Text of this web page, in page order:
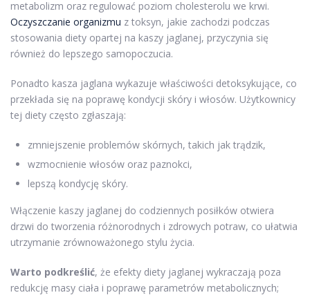
metabolizm oraz regulować poziom cholesterolu we krwi.
Oczyszczanie organizmu z toksyn, jakie zachodzi podczas
stosowania diety opartej na kaszy jaglanej, przyczynia się
również do lepszego samopoczucia.
Ponadto kasza jaglana wykazuje właściwości detoksykujące, co
przekłada się na poprawę kondycji skóry i włosów. Użytkownicy
tej diety często zgłaszają:
zmniejszenie problemów skórnych, takich jak trądzik,
wzmocnienie włosów oraz paznokci,
lepszą kondycję skóry.
Włączenie kaszy jaglanej do codziennych posiłków otwiera
drzwi do tworzenia różnorodnych i zdrowych potraw, co ułatwia
utrzymanie zrównoważonego stylu życia.
Warto podkreślić, że efekty diety jaglanej wykraczają poza
redukcję masy ciała i poprawę parametrów metabolicznych;